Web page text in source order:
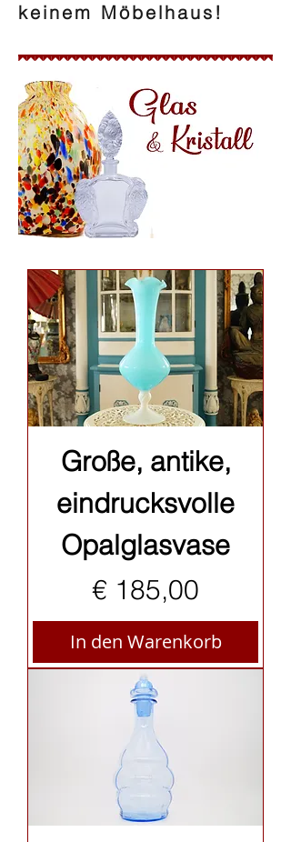
keinem Möbelhaus!
Große, antike,
eindrucksvolle
Opalglasvase
Preis
€ 185,00
In den Warenkorb